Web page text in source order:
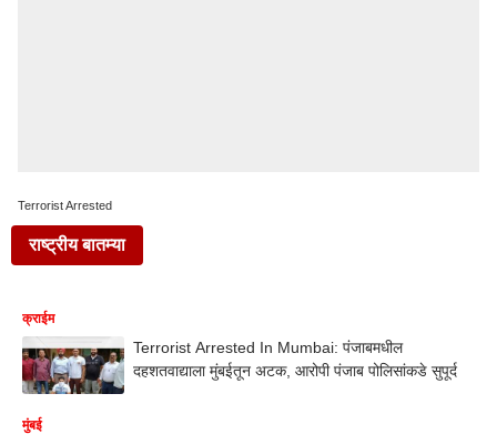
Terrorist Arrested
राष्ट्रीय बातम्या
क्राईम
Terrorist Arrested In Mumbai: पंजाबमधील
दहशतवाद्याला मुंबईतून अटक, आरोपी पंजाब पोलिसांकडे सुपूर्द
मुंबई